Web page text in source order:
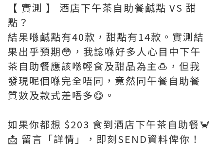
【 實測 】 酒店下午茶自助餐鹹點 VS 甜
點？
結果喺鹹點有40款，甜點有14款。實測結
果出乎預期😳，我諗喺好多人心目中下午
茶自助餐應該喺輕食及甜品為主🍮，但我
發現呢個喺完全唔同，竟然同午餐自助餐
質數及款式差唔多😋。
如果你都想 $203 食到酒店下午茶自助餐🦀
📩 留言「詳情」，即刻SEND資料俾你！